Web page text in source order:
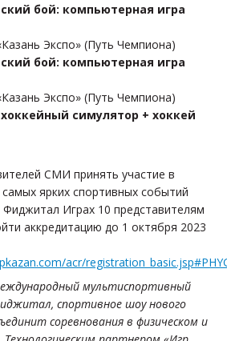
бой: компьютерная игра
Экспо» (Путь Чемпиона)
бой: компьютерная игра
Экспо» (Путь Чемпиона)
симулятор + хоккей
СМИ принять участие в
ярких спортивных событий
Играх 10 представителям
аккредитацию до 1 октября 2023
acr/
мультиспортивный
спортивное шоу нового
соревнования в физическом и